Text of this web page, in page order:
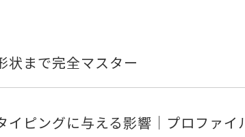
状まで完全マスター
ピングに与える影響｜プロファイ